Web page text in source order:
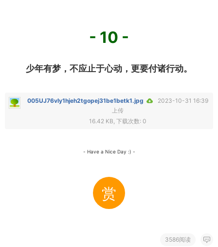
- 10 -
少年有梦，不应止于心动，更要付诸行动。
005UJ76vly1hjeh2tgopej31be1betk1.jpg
2023-10-31 16:39
上传
16.42 KB, 下载次数: 0
- Have a Nice Day :) -
赏
3586阅读